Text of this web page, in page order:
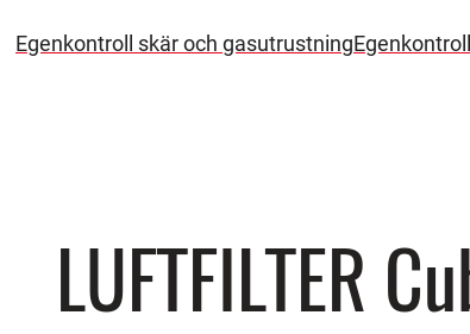
Egenkontroll skär och gasutrustning
LUFTFILTER